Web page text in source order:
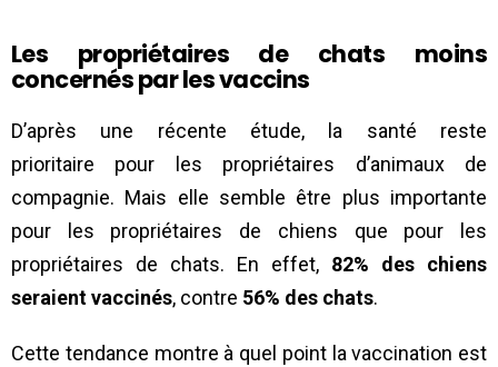
Les propriétaires de chats moins
concernés par les vaccins
D’après une récente étude, la santé reste
prioritaire pour les propriétaires d’animaux de
compagnie. Mais elle semble être plus importante
pour les propriétaires de chiens que pour les
propriétaires de chats. En effet, 82% des chiens
seraient vaccinés, contre 56% des chats.
Cette tendance montre à quel point la vaccination est